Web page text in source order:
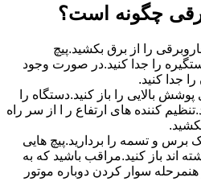
چگونه است؟
را از برق بکشید.پیچ
را جدا کنید.در صورت وجود
جدا کنید.
بالایی را باز کنید.دستگاه را
کننده های ارتفاع ر ا از سر راه
برس و تسمه را بردارید.پیچ هایی
اند باز کنید.مراقب باشید که به
سوار کردن دوباره موتور